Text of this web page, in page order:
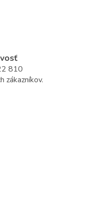
810
zákazníkov.